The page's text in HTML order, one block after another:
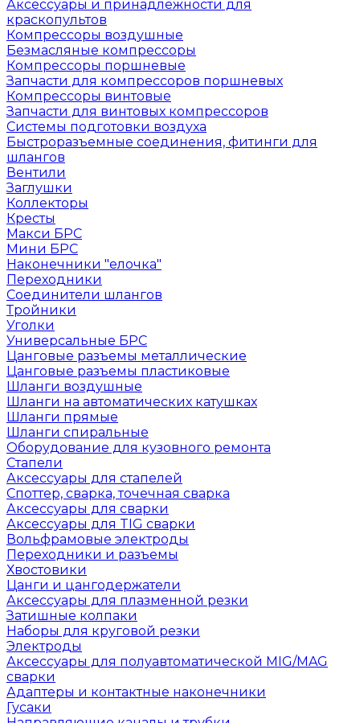
Аксессуары и принадлежности для
краскопультов
Компрессоры воздушные
Безмасляные компрессоры
Компрессоры поршневые
Запчасти для компрессоров поршневых
Компрессоры винтовые
Запчасти для винтовых компрессоров
Системы подготовки воздуха
Быстроразъемные соединения, фитинги для
шлангов
Вентили
Заглушки
Коллекторы
Кресты
Макси БРС
Мини БРС
Наконечники "елочка"
Переходники
Соединители шлангов
Тройники
Уголки
Универсальные БРС
Цанговые разъемы металлические
Цанговые разъемы пластиковые
Шланги воздушные
Шланги на автоматических катушках
Шланги прямые
Шланги спиральные
Оборудование для кузовного ремонта
Стапели
Аксессуары для стапелей
Споттер, сварка, точечная сварка
Аксессуары для сварки
Аксессуары для TIG сварки
Вольфрамовые электроды
Переходники и разъемы
Хвостовики
Цанги и цангодержатели
Аксессуары для плазменной резки
Затишные колпаки
Наборы для круговой резки
Электроды
Аксессуары для полуавтоматической MIG/MAG
сварки
Адаптеры и контактные наконечники
Гусаки